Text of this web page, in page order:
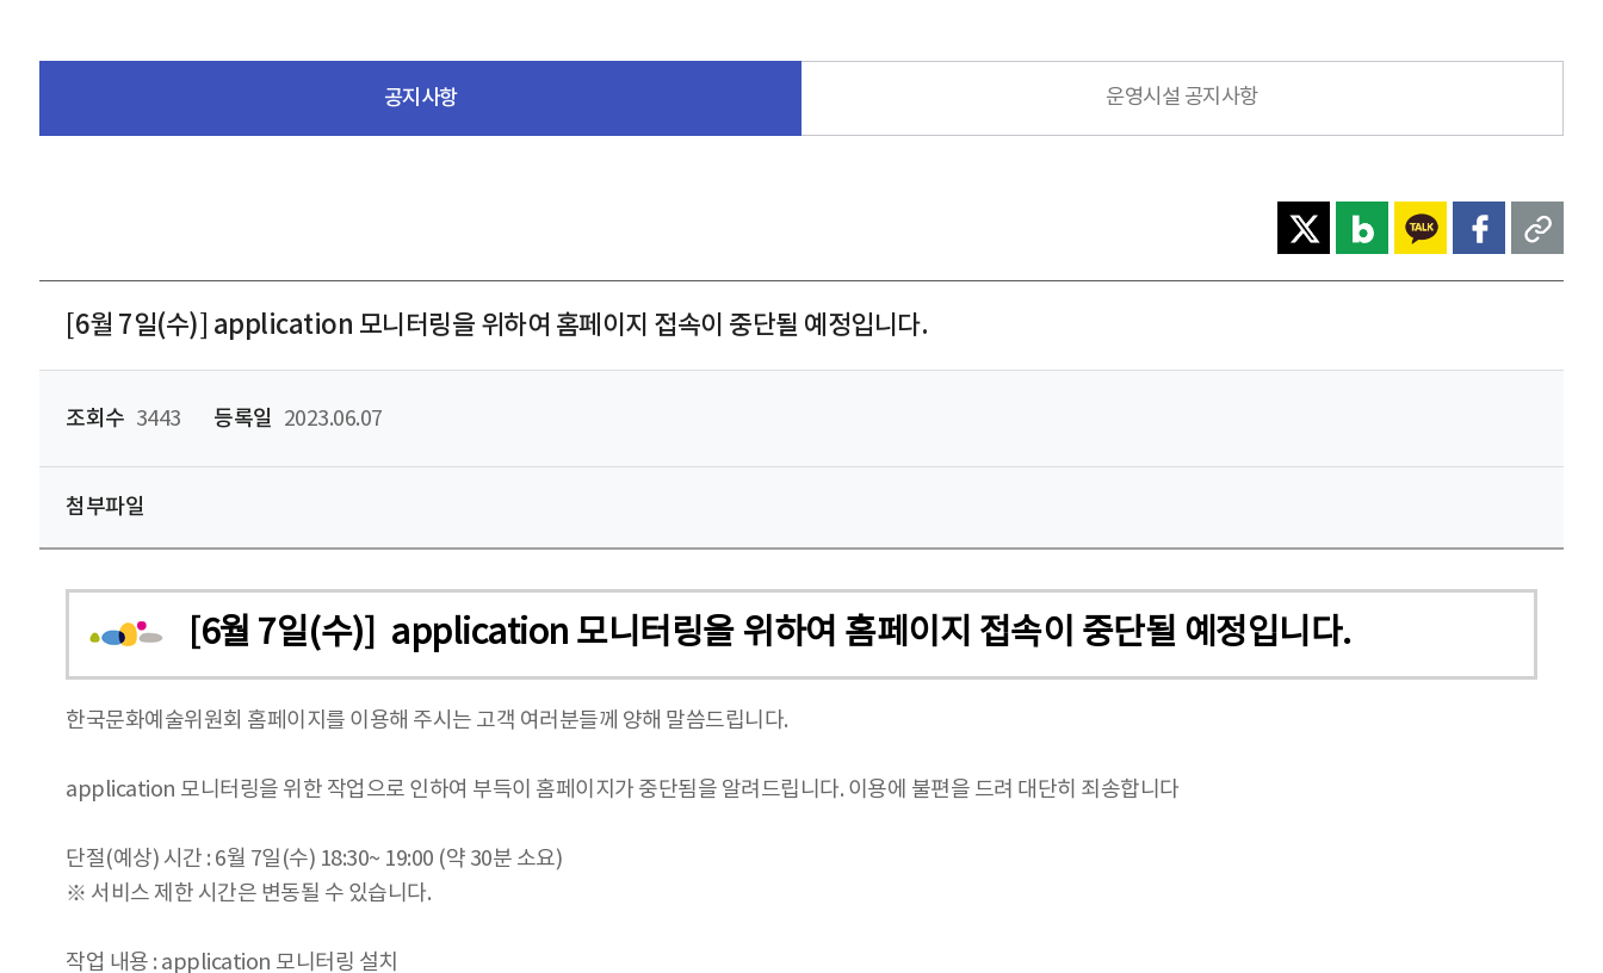
공지사항 운영시설 공지사항
[6월 7일(수)] application 모니터링을 위하여 홈페이지 접속이 중단될 예정입니다.
조회수 3443 등록일 2023.06.07
첨부파일
[6월 7일(수)] application 모니터링을 위하여 홈페이지 접속이 중단될 예정입니다.
한국문화예술위원회 홈페이지를 이용해 주시는 고객 여러분들께 양해 말씀드립니다.
application 모니터링을 위한 작업으로 인하여 부득이 홈페이지가 중단됨을 알려드립니다. 이용에 불편을 드려 대단히 죄송합니다
단절(예상) 시간 : 6월 7일(수) 18:30~ 19:00 (약 30분 소요)
※ 서비스 제한 시간은 변동될 수 있습니다.
작업 내용 : application 모니터링 설치